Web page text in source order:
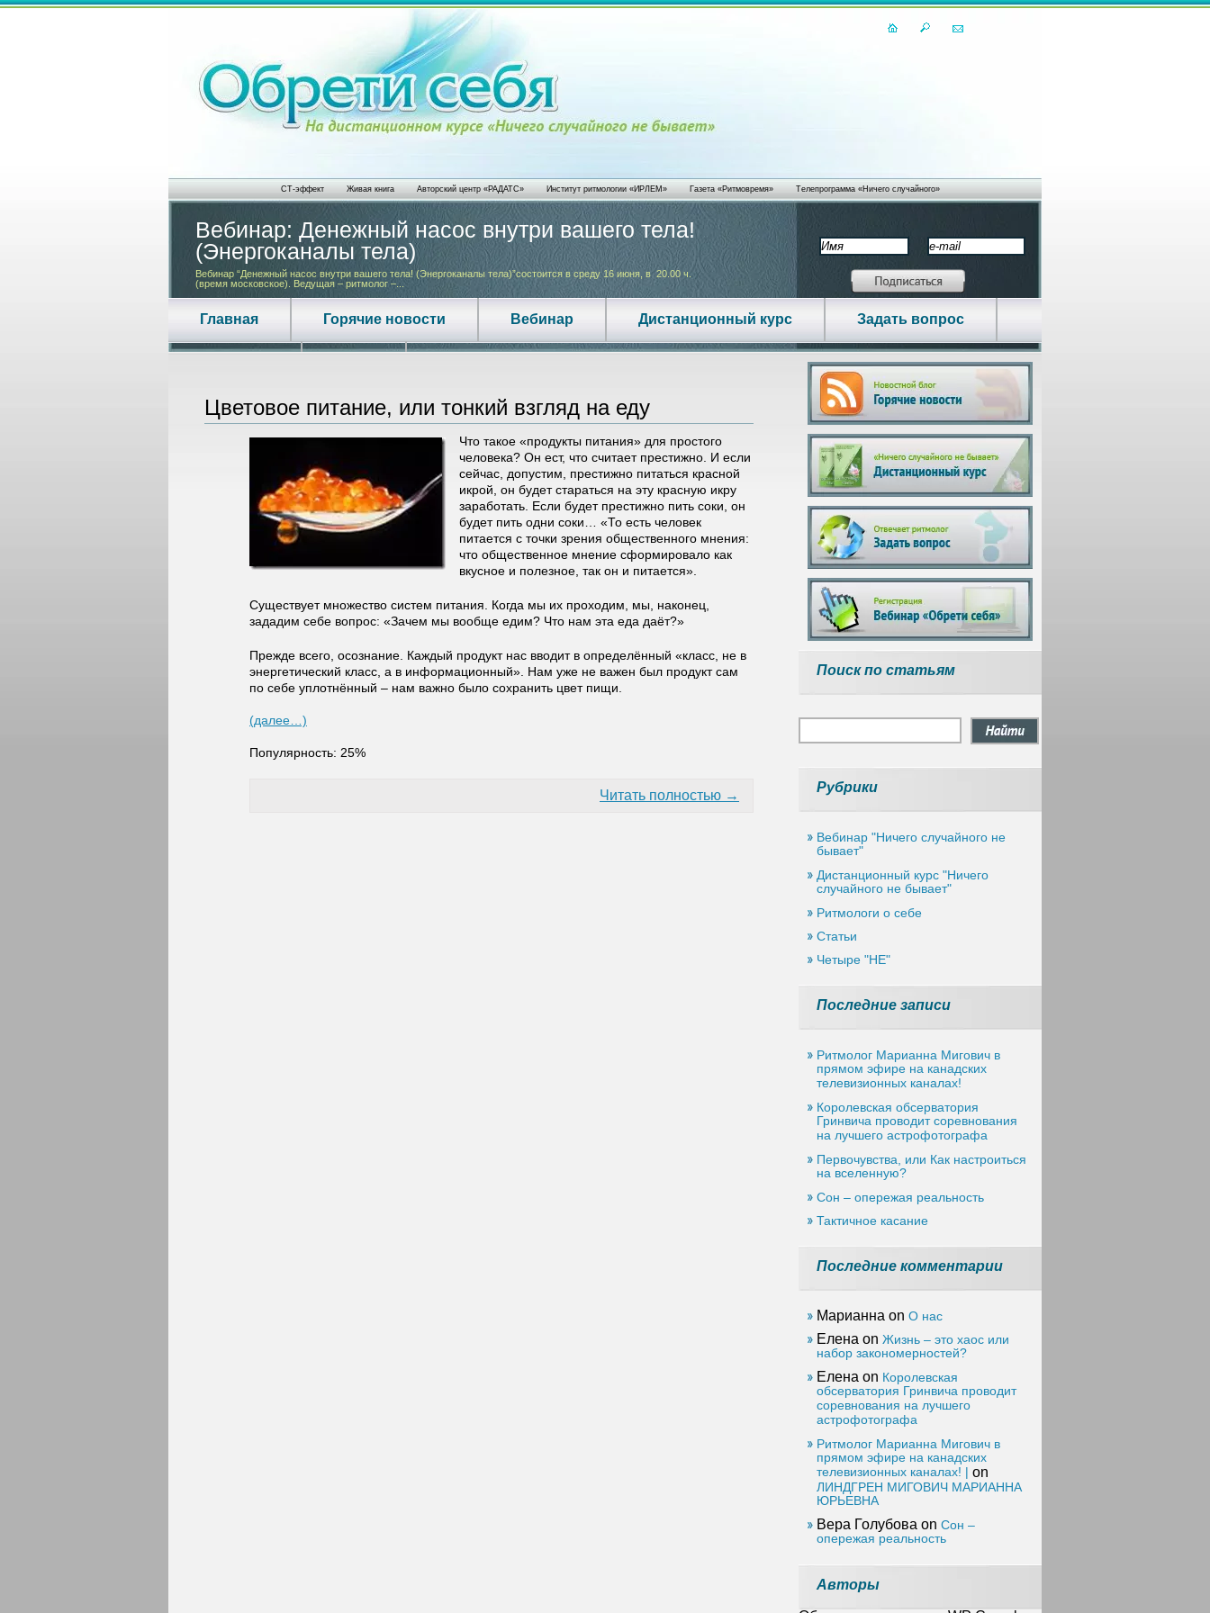
Вебинар: Денежный насос внутри вашего тела!
(Энергоканалы тела)
Вебинар “Денежный насос внутри вашего тела! (Энергоканалы тела)”состоится в среду 16 июня, в 20.00 ч.
(время московское). Ведущая – ритмолог –...
Запись вебинара Ценнейший диалог ваших
имени и тела
ЧАСТО ИМЯ ЗАСТАВЛЯЕТ СТРАДАТЬ ТЕЛО – И МЫ ТЕРЯЕМ ДЕНЬГИ, ПОКОЙ, СТАБИЛЬНОСТЬ…
ТЕЛО ЗАСТАВЛЯЕТ СТРАДАТЬ ИМЯ - СКУКА И...
СТ-эффект Живая книга Авторский центр «РАДАТС» Институт ритмологии «ИРЛЕМ» Газета «Ритмовремя» Телепрограмма «Ничего случайного»
Главная Горячие новости Вебинар Дистанционный курс Задать вопрос
Цветовое питание, или тонкий взгляд на еду
Что такое «продукты питания» для простого
человека? Он ест, что считает престижно. И если
сейчас, допустим, престижно питаться красной
икрой, он будет стараться на эту красную икру
заработать. Если будет престижно пить соки, он
будет пить одни соки… «То есть человек
питается с точки зрения общественного мнения:
что общественное мнение сформировало как
вкусное и полезное, так он и питается».
Существует множество систем питания. Когда мы их проходим, мы, наконец,
зададим себе вопрос: «Зачем мы вообще едим? Что нам эта еда даёт?»
Прежде всего, осознание. Каждый продукт нас вводит в определённый «класс, не в
энергетический класс, а в информационный». Нам уже не важен был продукт сам
по себе уплотнённый – нам важно было сохранить цвет пищи.
(далее…)
Популярность: 25%
Читать полностью →
Поиск по статьям
Рубрики
Вебинар "Ничего случайного не
бывает"
Дистанционный курс "Ничего
случайного не бывает"
Ритмологи о себе
Статьи
Четыре "НЕ"
Последние записи
Ритмолог Марианна Мигович в
прямом эфире на канадских
телевизионных каналах!
Королевская обсерватория
Гринвича проводит соревнования
на лучшего астрофотографа
Первочувства, или Как настроиться
на вселенную?
Сон – опережая реальность
Тактичное касание
Последние комментарии
Марианна on О нас
Елена on Жизнь – это хаос или
набор закономерностей?
Елена on Королевская
обсерватория Гринвича проводит
соревнования на лучшего
астрофотографа
Ритмолог Марианна Мигович в
прямом эфире на канадских
телевизионных каналах! | on
ЛИНДГРЕН МИГОВИЧ МАРИАННА
ЮРЬЕВНА
Вера Голубова on Сон –
опережая реальность
Авторы